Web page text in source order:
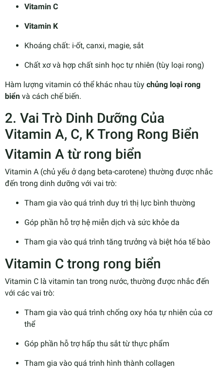
Vitamin C
Vitamin K
Khoáng chất: i-ốt, canxi, magie, sắt
Chất xơ và hợp chất sinh học tự nhiên (tùy loại rong)
Hàm lượng vitamin có thể khác nhau tùy chủng loại rong
biển và cách chế biến.
2. Vai Trò Dinh Dưỡng Của
Vitamin A, C, K Trong Rong Biển
Vitamin A từ rong biển
Vitamin A (chủ yếu ở dạng beta-carotene) thường được nhắc
đến trong dinh dưỡng với vai trò:
Tham gia vào quá trình duy trì thị lực bình thường
Góp phần hỗ trợ hệ miễn dịch và sức khỏe da
Tham gia vào quá trình tăng trưởng và biệt hóa tế bào
Vitamin C trong rong biển
Vitamin C là vitamin tan trong nước, thường được nhắc đến
với các vai trò:
Tham gia vào quá trình chống oxy hóa tự nhiên của cơ
thể
Góp phần hỗ trợ hấp thu sắt từ thực phẩm
Tham gia vào quá trình hình thành collagen